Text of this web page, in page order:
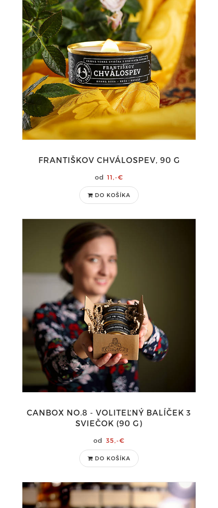
FRANTIŠKOV CHVÁLOSPEV, 90 G
11,-€
DO KOŠÍKA
CANBOX NO.8 - VOLITEĽNÝ BALÍČEK 3
SVIEČOK (90 G)
35,-€
DO KOŠÍKA